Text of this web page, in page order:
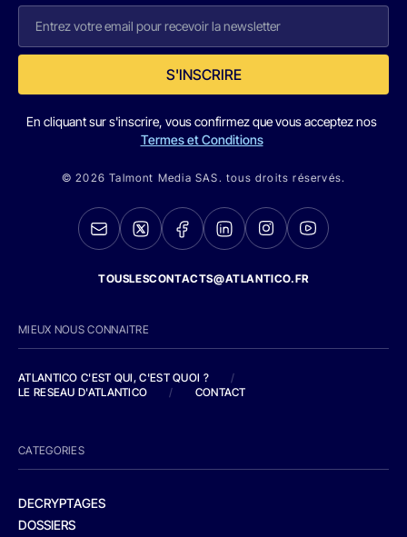
S'INSCRIRE
En cliquant sur s'inscrire, vous confirmez que vous acceptez nos
Termes et Conditions
© 2026 Talmont Media SAS. tous droits réservés.
TOUSLESCONTACTS@ATLANTICO.FR
MIEUX NOUS CONNAITRE
ATLANTICO C'EST QUI, C'EST QUOI ?
/
LE RESEAU D'ATLANTICO
/ CONTACT
CATEGORIES
DECRYPTAGES
DOSSIERS